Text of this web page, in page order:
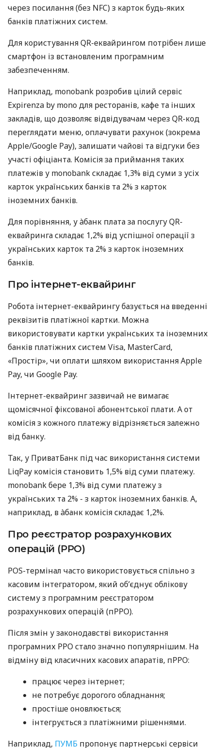
через посилання (без NFC) з карток будь-яких
банків платіжних систем.
Для користування QR-еквайрингом потрібен лише
смартфон із встановленим програмним
забезпеченням.
Наприклад, monobank розробив цілий сервіс
Expirenza by mono для ресторанів, кафе та інших
закладів, що дозволяє відвідувачам через QR-код
переглядати меню, оплачувати рахунок (зокрема
Apple/Google Pay), залишати чайові та відгуки без
участі офіціанта. Комісія за приймання таких
платежів у monobank складає 1,3% від суми з усіх
карток українських банків та 2% з карток
іноземних банків.
Для порівняння, у àбанк плата за послугу QR-
еквайринга складає 1,2% від успішної операції з
українських карток та 2% з карток іноземних
банків.
Про інтернет-еквайринг
Робота інтернет-еквайрингу базується на введенні
реквізитів платіжної картки. Можна
використовувати картки українських та іноземних
банків платіжних систем Visa, MasterCard,
«Простір», чи оплати шляхом використання Apple
Pay, чи Google Pay.
Інтернет-еквайринг зазвичай не вимагає
щомісячної фіксованої абонентської плати. А от
комісія з кожного платежу відрізняється залежно
від банку.
Так, у ПриватБанк під час використання системи
LiqPay комісія становить 1,5% від суми платежу.
monobank бере 1,3% від суми платежу з
українських та 2% - з карток іноземних банків. А,
наприклад, в àбанк комісія складає 1,2%.
Про реєстратор розрахункових
операцій (РРО)
POS-термінал часто використовується спільно з
касовим інтегратором, який об’єднує облікову
систему з програмним реєстратором
розрахункових операцій (пРРО).
Після змін у законодавстві використання
програмних РРО стало значно популярнішим. На
відміну від класичних касових апаратів, пРРО:
працює через інтернет;
не потребує дорогого обладнання;
простіше оновлюється;
інтегрується з платіжними рішеннями.
Наприклад, ПУМБ пропонує партнерські сервіси